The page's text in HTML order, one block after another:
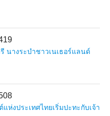
นางระบำชาวเนเธอร์แลนด์
ห่งประเทศไทยเริ่มปะทะกับเจ้า